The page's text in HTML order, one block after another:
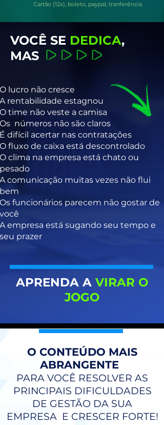
Cartão (12x), boleto, paypal, tranferência
VOCÊ SE DEDICA,
MAS
O lucro não cresce
A rentabilidade estagnou
O time não veste a camisa
Os números não são claros
É difícil acertar nas contratações
O fluxo de caixa está descontrolado
O clima na empresa está chato ou
pesado
A comunicação muitas vezes não flui
bem
Os funcionários parecem não gostar de
você
A empresa está sugando seu tempo e
seu prazer
APRENDA A VIRAR O
JOGO
O CONTEÚDO MAIS
ABRANGENTE
PARA VOCÊ RESOLVER AS
PRINCIPAIS DIFICULDADES
DE GESTÃO DA SUA
EMPRESA E CRESCER FORTE!